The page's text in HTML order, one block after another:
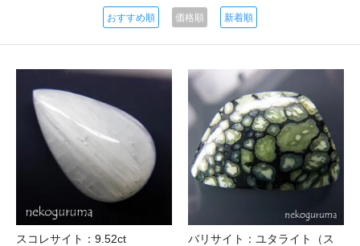
おすすめ順 価格順 新着順
スコレサイト：9.52ct
バリサイト：ユタライト（ス